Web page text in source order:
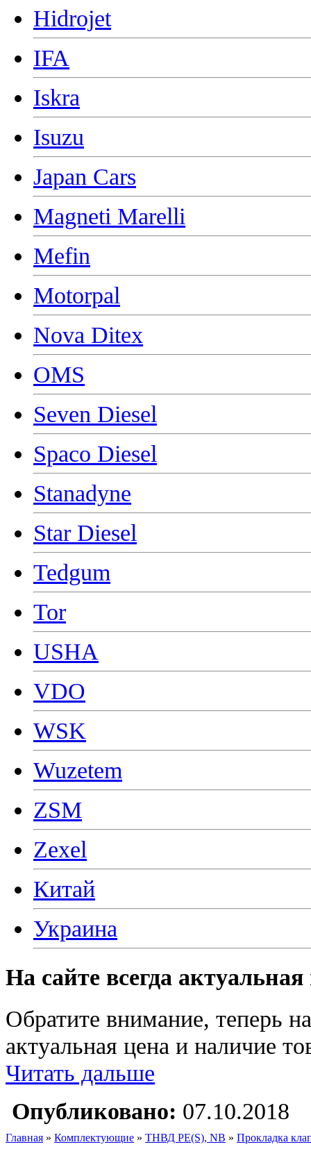
Hidrojet
IFA
Iskra
Isuzu
Japan Cars
Magneti Marelli
Mefin
Motorpal
Nova Ditex
OMS
Seven Diesel
Spaco Diesel
Stanadyne
Star Diesel
Tedgum
Tor
USHA
VDO
WSK
Wuzetem
ZSM
Zexel
Китай
Украина
На сайте всегда
Обратите внимание, теперь
актуальная цена и наличие
Читать дальше
Опубликовано: 07.10.2018
Главная » Комплектующие » ТНВД PE(S), NB » Прокладка